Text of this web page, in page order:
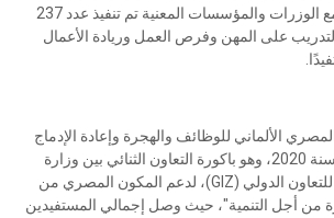
وريادة الأعمال بالتعاون مع الوزرات والمؤسسات المعنية تم تنفيذ عدد 237
والتدريب على المهن وفرص العمل وريادة الأعمال
الألماني للوظائف والهجرة وإعادة الإدماج
بقرار جمهوري رقم 51 لسنة 2020، وهو باكورة التعاون الثنائي بين وزارة
الهجرة والوكالة الألمانية للتعاون الدولي (GIZ)، لدعم المكون المصري من
من أجل التنمية"، حيث وصل إجمالي المستفيدين